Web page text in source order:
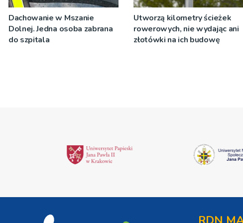
Dachowanie w Mszanie
Dolnej. Jedna osoba zabrana
do szpitala
Utworzą kilometry ścieżek
rowerowych, nie wydając ani
złotówki na ich budowę